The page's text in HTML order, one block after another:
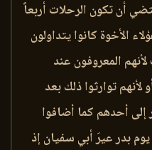
أن تكون الرحلات أربعاً
الأخوة كانوا يتداولون
المعروفون عند
لأنهم توارثوا ذلك بعد
أحدهم كما أضافوا
بدر عيرَ أبي سفيان إذ